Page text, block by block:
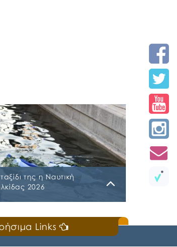
της η Ναυτική
2026
χρονιά «άνοιξε πανιά» η
Χαλκίδας χθες, Σάββατο
Links